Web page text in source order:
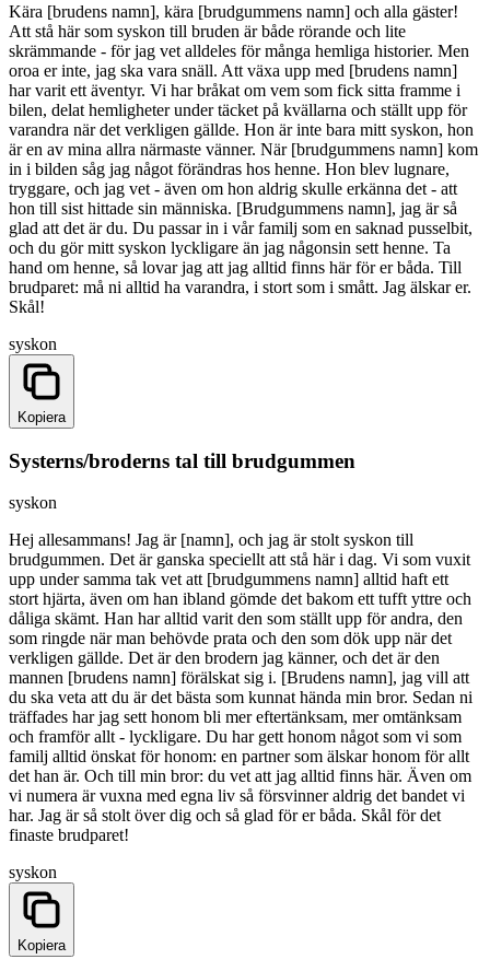
Kära [brudens namn], kära [brudgummens namn] och alla gäster!
Att stå här som syskon till bruden är både rörande och lite
skrämmande - för jag vet alldeles för många hemliga historier. Men
oroa er inte, jag ska vara snäll. Att växa upp med [brudens namn]
har varit ett äventyr. Vi har bråkat om vem som fick sitta framme i
bilen, delat hemligheter under täcket på kvällarna och ställt upp för
varandra när det verkligen gällde. Hon är inte bara mitt syskon, hon
är en av mina allra närmaste vänner. När [brudgummens namn] kom
in i bilden såg jag något förändras hos henne. Hon blev lugnare,
tryggare, och jag vet - även om hon aldrig skulle erkänna det - att
hon till sist hittade sin människa. [Brudgummens namn], jag är så
glad att det är du. Du passar in i vår familj som en saknad pusselbit,
och du gör mitt syskon lyckligare än jag någonsin sett henne. Ta
hand om henne, så lovar jag att jag alltid finns här för er båda. Till
brudparet: må ni alltid ha varandra, i stort som i smått. Jag älskar er.
Skål!
syskon
Kopiera
Systerns/broderns tal till brudgummen
syskon
Hej allesammans! Jag är [namn], och jag är stolt syskon till
brudgummen. Det är ganska speciellt att stå här i dag. Vi som vuxit
upp under samma tak vet att [brudgummens namn] alltid haft ett
stort hjärta, även om han ibland gömde det bakom ett tufft yttre och
dåliga skämt. Han har alltid varit den som ställt upp för andra, den
som ringde när man behövde prata och den som dök upp när det
verkligen gällde. Det är den brodern jag känner, och det är den
mannen [brudens namn] förälskat sig i. [Brudens namn], jag vill att
du ska veta att du är det bästa som kunnat hända min bror. Sedan ni
träffades har jag sett honom bli mer eftertänksam, mer omtänksam
och framför allt - lyckligare. Du har gett honom något som vi som
familj alltid önskat för honom: en partner som älskar honom för allt
det han är. Och till min bror: du vet att jag alltid finns här. Även om
vi numera är vuxna med egna liv så försvinner aldrig det bandet vi
har. Jag är så stolt över dig och så glad för er båda. Skål för det
finaste brudparet!
syskon
Kopiera